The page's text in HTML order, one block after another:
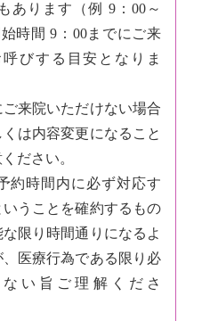
あります（例 9：00～
時間 9：00までにご来
びする目安となりま
来院いただけない場合
は内容変更になること
ださい。
約時間内に必ず対応す
うことを確約するもの
限り時間通りになるよ
医療行為である限り必
い旨ご理解くださ